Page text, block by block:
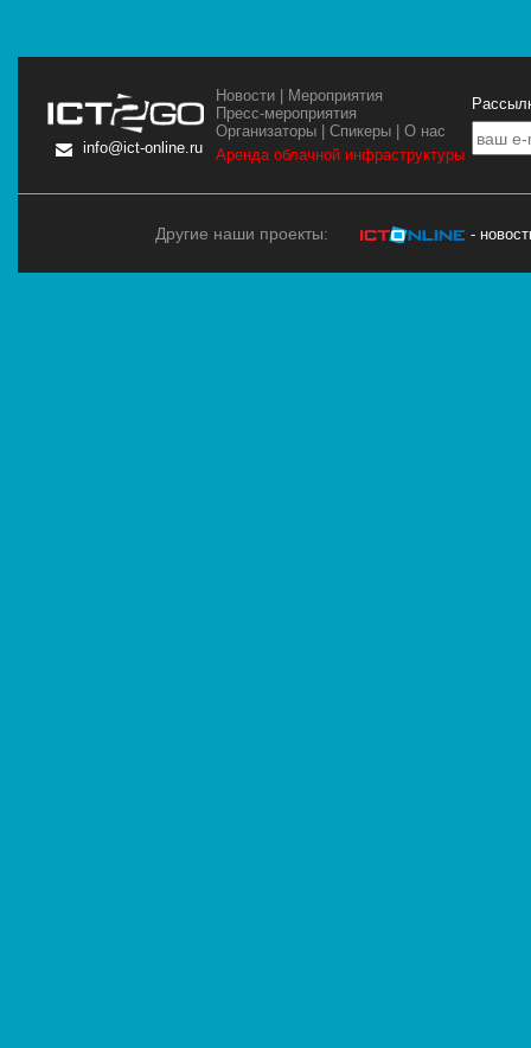
info@ict-online.ru
Новости
Мероприятия
Пресс-мероприятия
Организаторы |Спикеры |О нас
Аренда облачной инфраструктуры
Другие наши проекты: -